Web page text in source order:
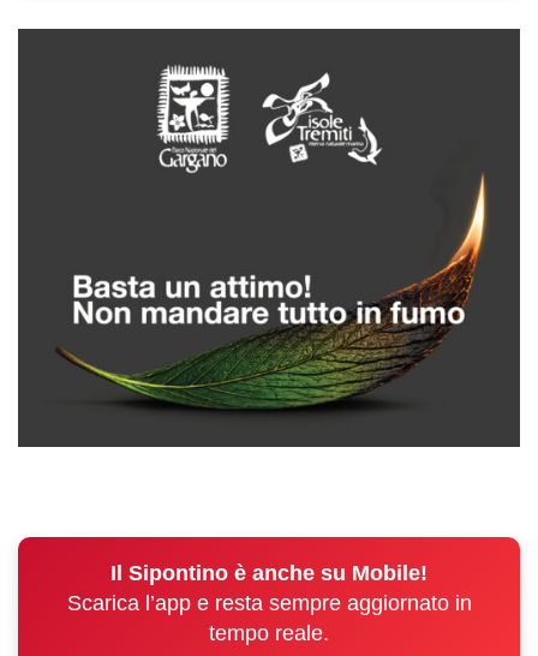
Il Sipontino è anche su Mobile!
Scarica l’app e resta sempre aggiornato in
tempo reale.